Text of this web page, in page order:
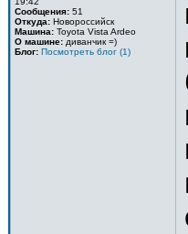
Сообщения: 51
Откуда: Новороссийск
Машина: Toyota Vista Ardeo
О машине: диванчик =)
Блог: Посмотреть блог (1)